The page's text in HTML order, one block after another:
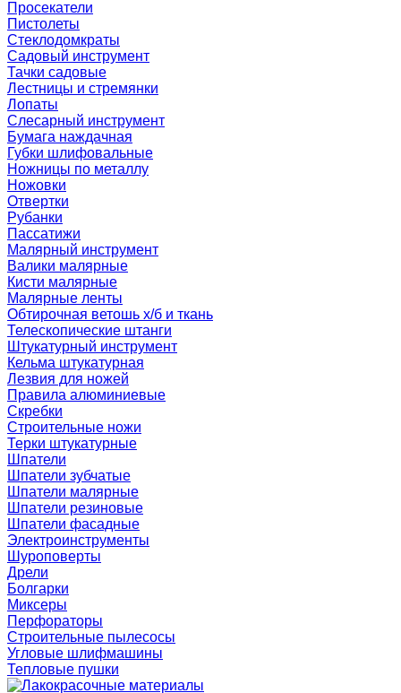
Просекатели
Пистолеты
Стеклодомкраты
Садовый инструмент
Тачки садовые
Лестницы и стремянки
Лопаты
Слесарный инструмент
Бумага наждачная
Губки шлифовальные
Ножницы по металлу
Ножовки
Отвертки
Рубанки
Пассатижи
Малярный инструмент
Валики малярные
Кисти малярные
Малярные ленты
Обтирочная ветошь х/б и ткань
Телескопические штанги
Штукатурный инструмент
Кельма штукатурная
Лезвия для ножей
Правила алюминиевые
Скребки
Строительные ножи
Терки штукатурные
Шпатели
Шпатели зубчатые
Шпатели малярные
Шпатели резиновые
Шпатели фасадные
Электроинструменты
Шуроповерты
Дрели
Болгарки
Миксеры
Перфораторы
Строительные пылесосы
Угловые шлифмашины
Тепловые пушки